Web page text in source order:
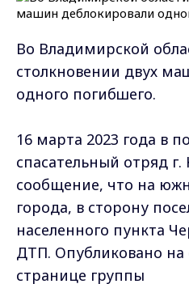
Во Владимирской
столкновении двух
одного погибшего.
16 марта 2023 года в
спасательный отряд
сообщение, что на
города, в сторону
населенного пункта
ДТП. Опубликовано
странице группы